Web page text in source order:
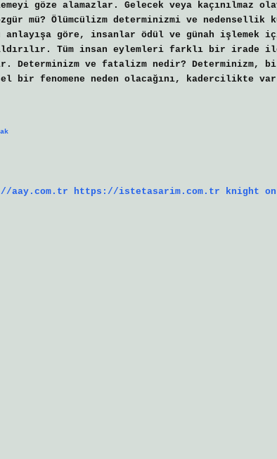
göze alamazlar. Gelecek veya kaçınılmaz
mü? Ölümcülizm determinizmi ve nedensellik
göre, insanlar ödül ve günah işlemek
Tüm insan eylemleri farklı bir irade
ve fatalizm nedir? Determinizm,
bir fenomene neden olacağını, kadercilikte
aay.com.tr https://istetasarim.com.tr knight